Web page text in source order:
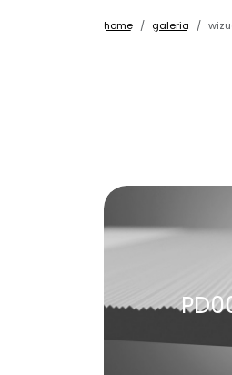
home galeria